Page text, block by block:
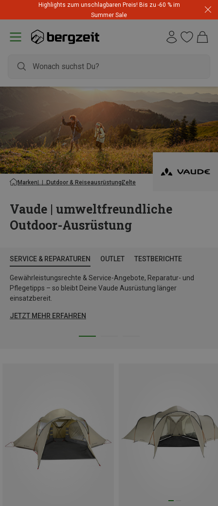
Highlights zum unschlagbaren Preis! Bis zu -60 % im
Summer Sale
Marken Outdoor & ReiseausrüstungZelte
Vaude | umweltfreundliche
Outdoor-Ausrüstung
SERVICE & REPARATUREN OUTLET TESTBERICHTE
Gewährleistungsrechte & Service-Angebote, Reparatur- und
Pflegetipps – so bleibt Deine Vaude Ausrüstung länger
einsatzbereit.
JETZT MEHR ERFAHREN